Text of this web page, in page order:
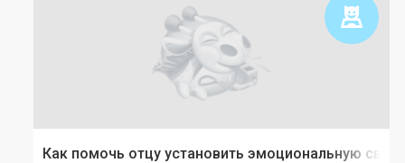
Как помочь отцу установить эмоциональную